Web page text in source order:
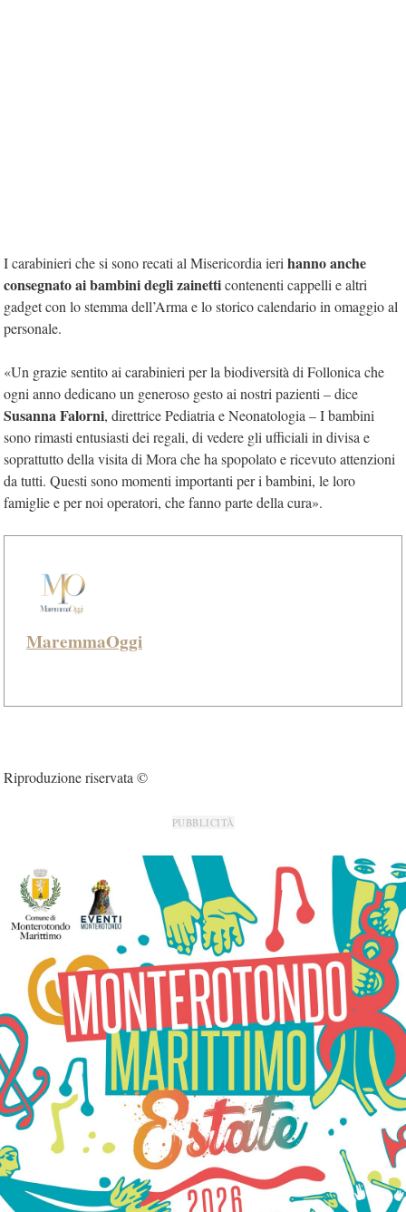
I carabinieri che si sono recati al Misericordia ieri hanno anche
consegnato ai bambini degli zainetticontenenti cappelli e altri
gadget con lo stemma dell’Arma e lo storico calendario in omaggio al
personale.
«Un grazie sentito ai carabinieri per la biodiversità di Follonica che
ogni anno dedicano un generoso gesto ai nostri pazienti – dice
Susanna Falorni, direttrice Pediatria e Neonatologia – I bambini
sono rimasti entusiasti dei regali, di vedere gli ufficiali in divisa e
soprattutto della visita di Mora che ha spopolato e ricevuto attenzioni
da tutti. Questi sono momenti importanti per i bambini, le loro
famiglie e per noi operatori, che fanno parte della cura».
MaremmaOggi
Riproduzione riservata ©
PUBBLICITÀ